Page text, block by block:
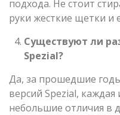
подхода. Не стоит
руки жесткие щетки и
Существуют ли
Spezial?
Да, за прошедшие
версий Spezial,
небольшие отличия в